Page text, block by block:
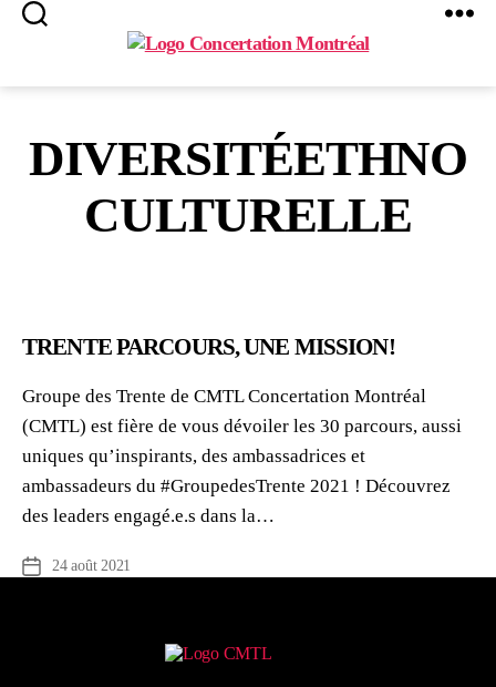
Montréal
DIVERSITÉETHNO
CULTURELLE
TRENTE PARCOURS, UNE MISSION!
Groupe des Trente de CMTL Concertation Montréal
(CMTL) est fière de vous dévoiler les 30 parcours, aussi
uniques qu’inspirants, des ambassadrices et
ambassadeurs du #GroupedesTrente 2021 ! Découvrez
des leaders engagé.e.s dans la…
Date
24 août 2021